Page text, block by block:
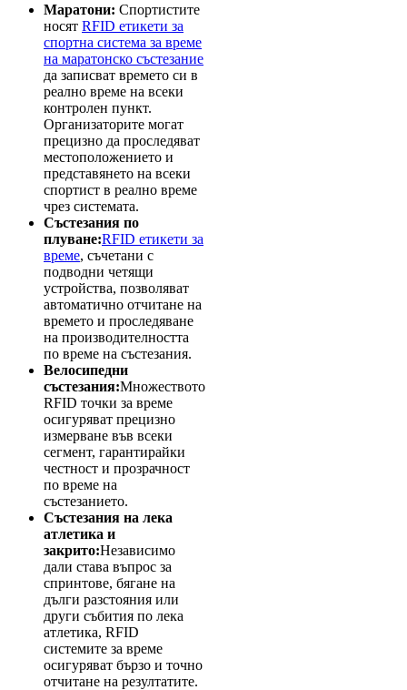
Маратони: Спортистите
носят RFID етикети за
спортна система за време
на маратонско състезание
да записват времето си в
реално време на всеки
контролен пункт.
Организаторите могат
прецизно да проследяват
местоположението и
представянето на всеки
спортист в реално време
чрез системата.
Състезания по
плуване:RFID етикети за
време, съчетани с
подводни четящи
устройства, позволяват
автоматично отчитане на
времето и проследяване
на производителността
по време на състезания.
Велосипедни
състезания:Множеството
RFID точки за време
осигуряват прецизно
измерване във всеки
сегмент, гарантирайки
честност и прозрачност
по време на
състезанието.
Състезания на лека
атлетика и
закрито:Независимо
дали става въпрос за
спринтове, бягане на
дълги разстояния или
други събития по лека
атлетика, RFID
системите за време
осигуряват бързо и точно
отчитане на резултатите.